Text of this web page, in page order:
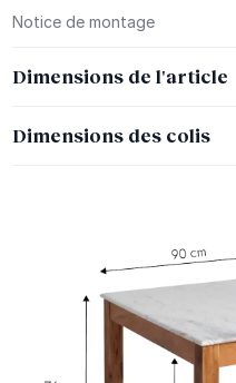
Notice de montage
Dimensions de l'article
Dimensions des colis